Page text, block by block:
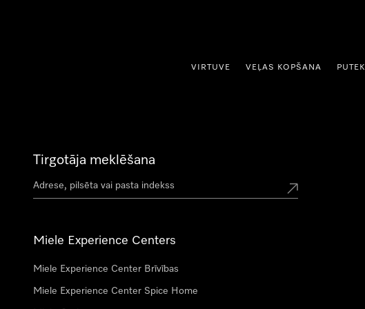
VIRTUVE VEĻAS KOPŠANA
Tirgotāja meklēšana
Miele Experience Centers
Miele Experience Center Brīvības
Miele Experience Center Spice Home